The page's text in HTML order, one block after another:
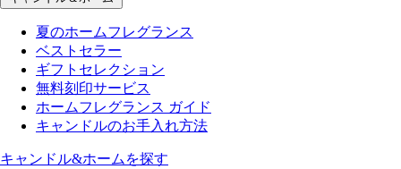
夏のホームフレグランス
ベストセラー
ギフトセレクション
無料刻印サービス
ホームフレグランス ガイド
キャンドルのお手入れ方法
キャンドル&ホームを探す